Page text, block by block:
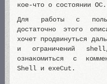
кое-что о состоянии ОС.
Для работы с
достаточно этого
хочет продвинуться
и ограничений
ознакомиться с
Shell и exeCut.